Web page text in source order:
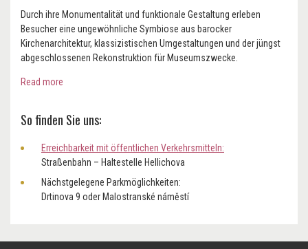
Durch ihre Monumentalität und funktionale Gestaltung erleben
Besucher eine ungewöhnliche Symbiose aus barocker
Kirchenarchitektur, klassizistischen Umgestaltungen und der jüngst
abgeschlossenen Rekonstruktion für Museumszwecke.
Read more
So finden Sie uns:
Erreichbarkeit mit öffentlichen Verkehrsmitteln:
Straßenbahn – Haltestelle Hellichova
Nächstgelegene Parkmöglichkeiten:
Drtinova 9 oder Malostranské náměstí